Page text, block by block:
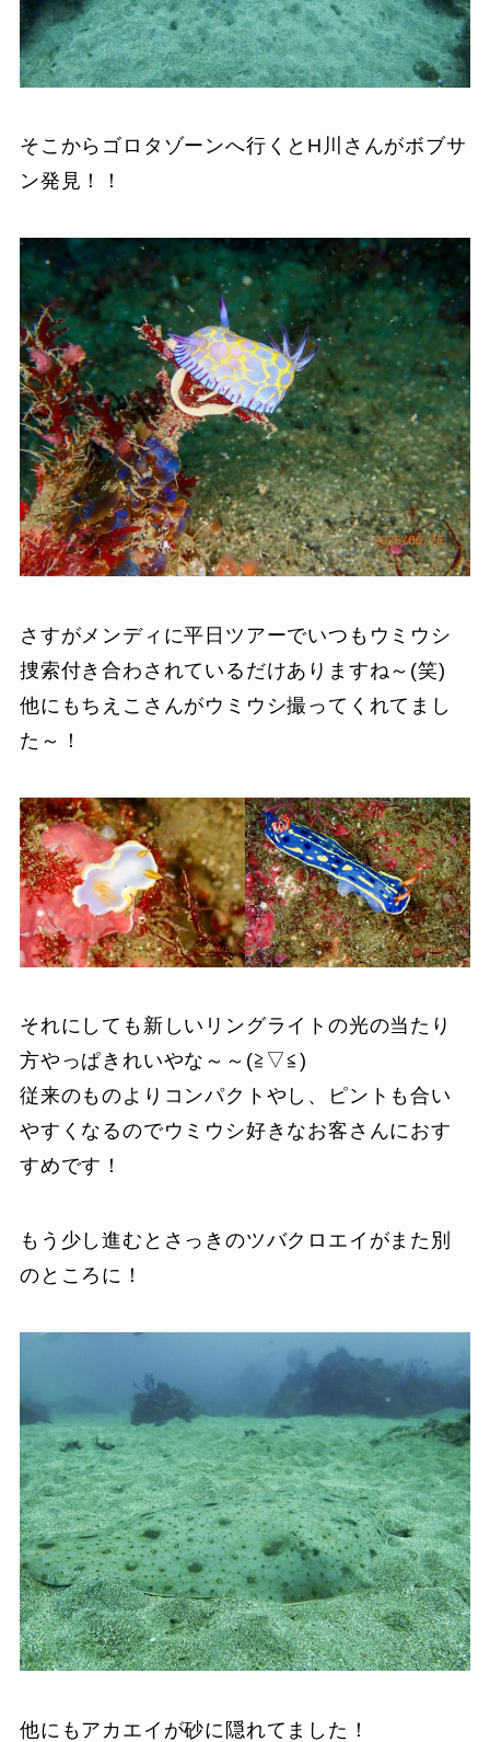
そこからゴロタゾーンへ行くとH川さんがボブサ
ン発見！！
さすがメンディに平日ツアーでいつもウミウシ
捜索付き合わされているだけありますね～(笑)
他にもちえこさんがウミウシ撮ってくれてまし
た～！
それにしても新しいリングライトの光の当たり
方やっぱきれいやな～～(≧▽≦)
従来のものよりコンパクトやし、ピントも合い
やすくなるのでウミウシ好きなお客さんにおす
すめです！
もう少し進むとさっきのツバクロエイがまた別
のところに！
他にもアカエイが砂に隠れてました！